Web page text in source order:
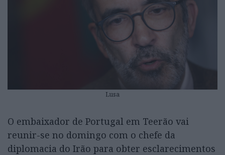
Lusa
O embaixador de Portugal em Teerão vai
reunir-se no domingo com o chefe da
diplomacia do Irão para obter esclarecimentos